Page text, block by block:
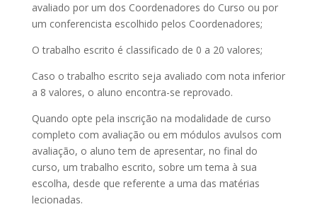
avaliado por um dos Coordenadores do Curso ou por
um conferencista escolhido pelos Coordenadores;
O trabalho escrito é classificado de 0 a 20 valores;
Caso o trabalho escrito seja avaliado com nota inferior
a 8 valores, o aluno encontra-se reprovado.
Quando opte pela inscrição na modalidade de curso
completo com avaliação ou em módulos avulsos com
avaliação, o aluno tem de apresentar, no final do
curso, um trabalho escrito, sobre um tema à sua
escolha, desde que referente a uma das matérias
lecionadas.